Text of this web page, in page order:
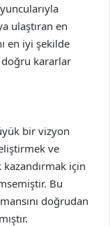
ulaştıran en
en iyi şekilde
kararlar
bir vizyon
ve
için
Bu
doğrudan